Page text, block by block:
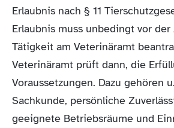
Erlaubnis nach § 11
Erlaubnis muss unbedingt vor
Tätigkeit am Veterinäramt
Veterinäramt prüft dann, die
Voraussetzungen. Dazu gehören
Sachkunde, persönliche
geeignete Betriebsräume und